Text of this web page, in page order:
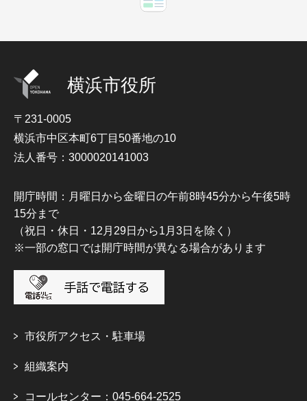
横浜市役所
〒231-0005
横浜市中区本町6丁目50番地の10
法人番号：3000020141003
開庁時間：月曜日から金曜日の午前8時45分から午後5時
15分まで
（祝日・休日・12月29日から1月3日を除く）
※一部の窓口では開庁時間が異なる場合があります
市役所アクセス・駐車場
組織案内
コールセンター：045-664-2525